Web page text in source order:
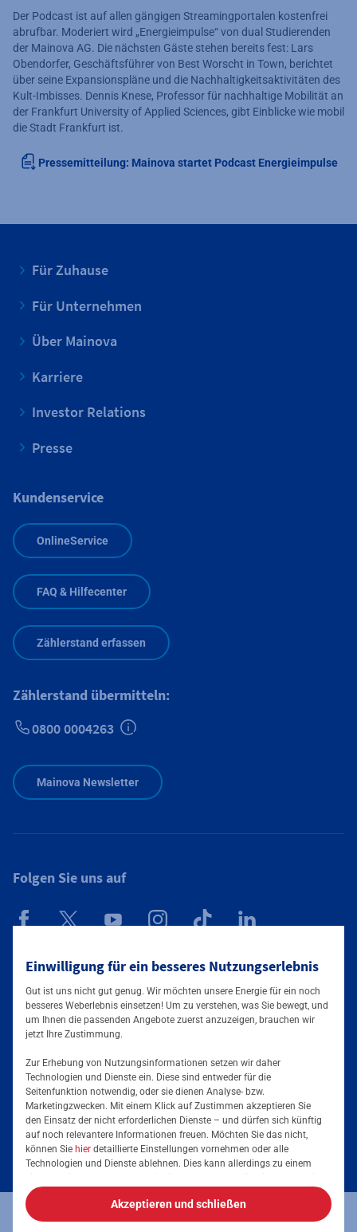
Einwilligung für ein besseres Nutzungserlebnis
Gut ist uns nicht gut genug. Wir möchten unsere Energie für ein noch
besseres Weberlebnis einsetzen! Um zu verstehen, was Sie bewegt, und
um Ihnen die passenden Angebote zuerst anzuzeigen, brauchen wir
jetzt Ihre Zustimmung.
Zur Erhebung von Nutzungsinformationen setzen wir daher
Technologien und Dienste ein. Diese sind entweder für die
Seitenfunktion notwendig, oder sie dienen Analyse- bzw.
Marketingzwecken. Mit einem Klick auf Zustimmen akzeptieren Sie
den Einsatz der nicht erforderlichen Dienste – und dürfen sich künftig
auf noch relevantere Informationen freuen. Möchten Sie das nicht,
können Sie hier detaillierte Einstellungen vornehmen oder alle
Technologien und Dienste ablehnen. Dies kann allerdings zu einem
jederzeit die volle Kontrolle über Ihre Daten, denn die Auswahl kann
jederzeit geändert werden. Weitere Informationen zur Mainova finden
Sie imImpressumund in denDatenschutzhinweisen.
Akzeptieren und schließen
Der Podcast ist auf allen gängigen Streamingportalen kostenfrei
abrufbar. Moderiert wird „Energieimpulse“ von dual Studierenden
der Mainova AG. Die nächsten Gäste stehen bereits fest: Lars
Obendorfer, Geschäftsführer von Best Worscht in Town, berichtet
über seine Expansionspläne und die Nachhaltigkeitsaktivitäten des
Kult-Imbisses. Dennis Knese, Professor für nachhaltige Mobilität an
der Frankfurt University of Applied Sciences, gibt Einblicke wie mobil
die Stadt Frankfurt ist.
Pressemitteilung: Mainova startet Podcast Energieimpulse
Für Zuhause
Für Unternehmen
Über Mainova
Karriere
Investor Relations
Presse
Kundenservice
OnlineService
FAQ & Hilfecenter
Zählerstand erfassen
Zählerstand übermitteln:
0800 0004263
Mainova Newsletter
Folgen Sie uns auf
Mainova App
Tarife & Angebote
Strom für Zuhause
Erdgas für Zuhause
Elektromobilität
Services & Informationen
Podcast
Umzugsmeldung
Impressum
Datenschutz Vertrag kündigen